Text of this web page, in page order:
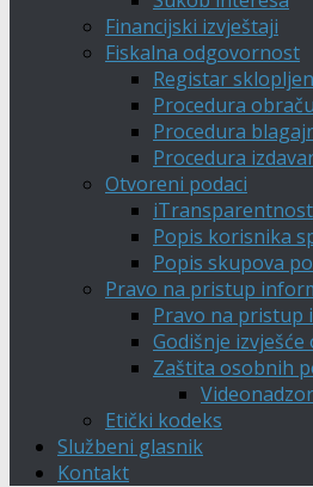
Financijski izvještaji
Fiskalna odgovornost
Registar
Procedura
Procedura
Procedura
Otvoreni podaci
iTransparentnost
Popis korisnika
Popis skupova
Pravo na pristup
Pravo na pristup
Godišnje
Zaštita osobnih
Etički kodeks
Službeni glasnik
Kontakt